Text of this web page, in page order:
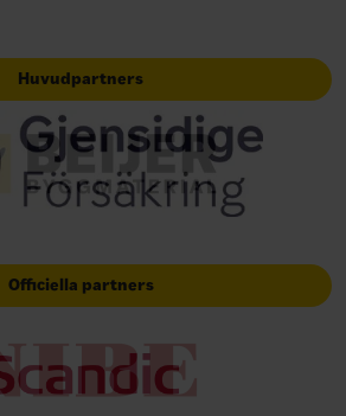
Huvudpartners
Officiella partners